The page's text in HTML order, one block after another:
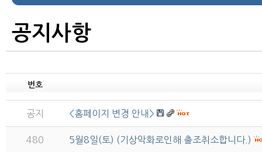
공지사항
번호
공지 <홈페이지 변경 안내>
480 5월8일(토) (기상악화로인해 출조취소합니다.)